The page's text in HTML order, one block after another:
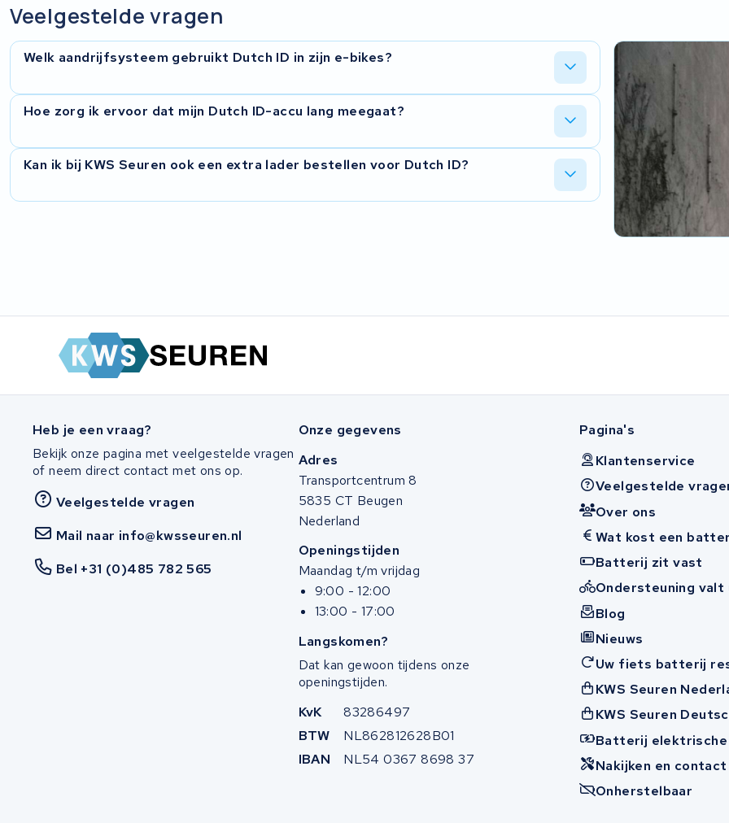
Haibike
Multicycle
Batavus
Kalkhoff
Bikkel
Accel Group
Cortina
Sinus E-Bikes
Veelgestelde vragen
Welk aandrijfsysteem gebruikt Dutch ID in zijn e-bikes?
Hoe zorg ik ervoor dat mijn Dutch ID-accu lang meegaat?
Kan ik bij KWS Seuren ook een extra lader bestellen voor Dutch ID?
Heb je een vraag?
Bekijk onze pagina met veelgestelde vragen
of neem direct contact met ons op.
Veelgestelde vragen
Mail naar info@kwsseuren.nl
Bel +31 (0)485 782 565
Onze gegevens
Adres
Transportcentrum 8
5835 CT Beugen
Nederland
Openingstijden
Maandag t/m vrijdag
9:00 - 12:00
13:00 - 17:00
Langskomen?
Dat kan gewoon tijdens onze
openingstijden.
KvK
83286497
BTW
NL862812628B01
IBAN
NL54 0367 8698 37
Pagina's
Klantenservice
Veelgestelde
Over ons
Wat kost een
Batterij zit vast
Ondersteuning valt
Blog
Nieuws
Uw fiets batterij
KWS Seuren
KWS Seuren
Batterij
Nakijken en contact
Onherstelbaar